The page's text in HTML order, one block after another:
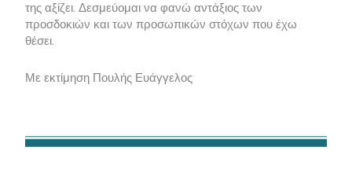
της αξίζει. Δεσμεύομαι να φανώ αντάξιος των
προσδοκιών και των προσωπικών στόχων που έχω
θέσει.
Με εκτίμηση Πουλής Ευάγγελος